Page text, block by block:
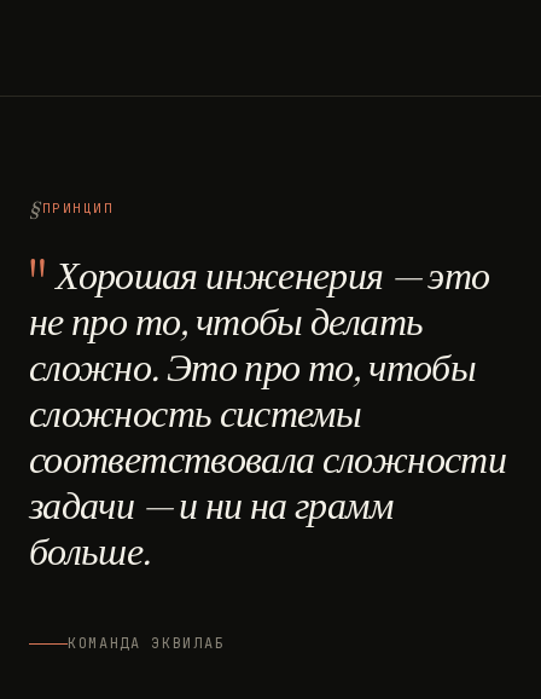
ПРИНЦИП
Хорошая инженерия — это
не про то, чтобы делать
сложно. Это про то, чтобы
сложность системы
соответствовала сложности
задачи — и ни на грамм
больше.
КОМАНДА ЭКВИЛАБ